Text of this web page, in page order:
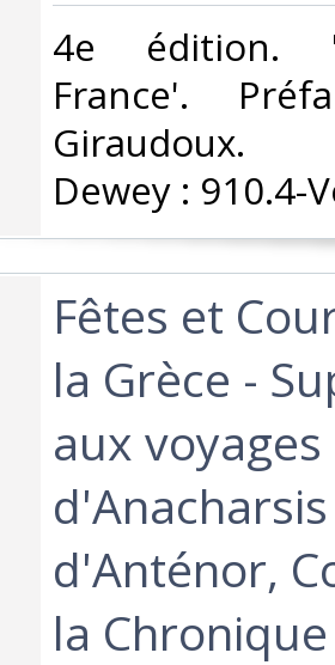
‎4e édition.
France'.
Giraudoux.
Dewey : 910.4-
‎Fêtes et
la Grèce -
aux voyages
d'Anténor,
la